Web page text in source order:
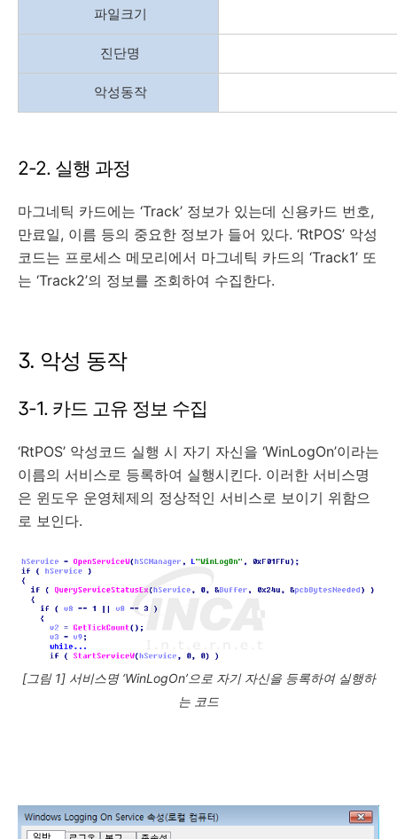
파일크기
진단명
악성동작
2-2. 실행 과정
마그네틱 카드에는 ‘Track’ 정보가 있는데 신용카드 번호,
만료일, 이름 등의 중요한 정보가 들어 있다. ‘RtPOS’ 악성
코드는 프로세스 메모리에서 마그네틱 카드의 ‘Track1’ 또
는 ‘Track2’의 정보를 조회하여 수집한다.
3. 악성 동작
3-1. 카드 고유 정보 수집
‘RtPOS’ 악성코드 실행 시 자기 자신을 ‘WinLogOn’이라는
이름의 서비스로 등록하여 실행시킨다. 이러한 서비스명
은 윈도우 운영체제의 정상적인 서비스로 보이기 위함으
로 보인다.
[그림 1] 서비스명 ‘WinLogOn’으로 자기 자신을 등록하여 실행하
는 코드